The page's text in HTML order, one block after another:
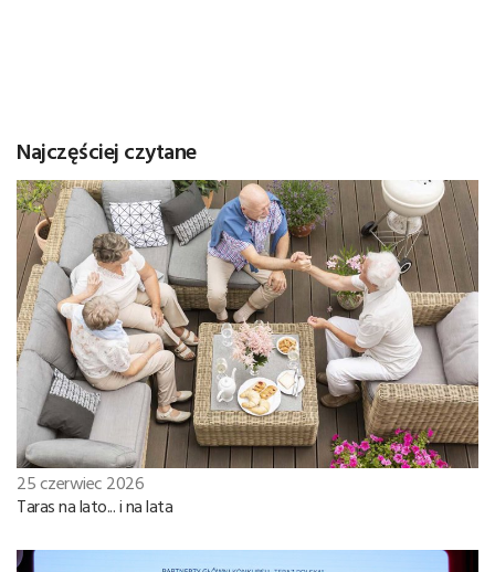
Najczęściej czytane
25 czerwiec 2026
Taras na lato... i na lata